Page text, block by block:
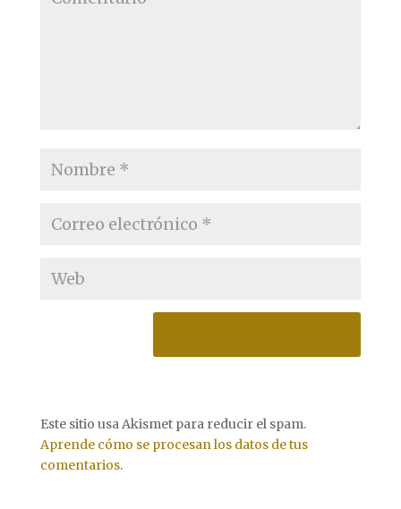
Este sitio usa Akismet para reducir el spam.
Aprende cómo se procesan los datos de tus
comentarios.